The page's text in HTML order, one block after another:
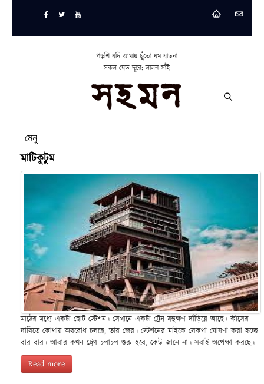
পড়শি যদি আমায় ছুঁতো যম যাতনা
সকল যেত দূরে: লালন সাঁই
মেনু
মাটিকুটুম
মাঠের মধ্যে একটা ছোট স্টেশন। সেখানে একটা ট্রেন বহুক্ষণ দাঁড়িয়ে আছে। কীসের
দাবিতে কোথায় অবরোধ চলছে, তার জের। স্টেশনের মাইকে সেকথা ঘোষণা করা হচ্ছে
বার বার। আবার কখন ট্রেণ চলাচল শুরু হবে, কেউ জানে না। সবাই অপেক্ষা করছে।
Read more